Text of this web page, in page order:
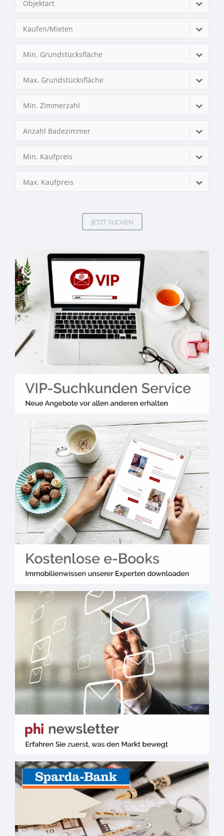
Objektart
Kaufen/Mieten
Min. Grundstücksfläche
Max. Grundstücksfläche
Min. Zimmerzahl
Anzahl Badezimmer
Min. Kaufpreis
Max. Kaufpreis
JETZT SUCHEN